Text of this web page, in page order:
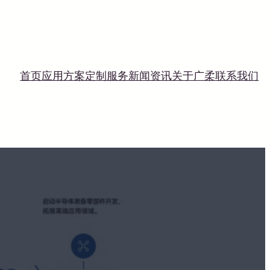
首页应用方案定制服务新闻资讯关于广柔联系我们